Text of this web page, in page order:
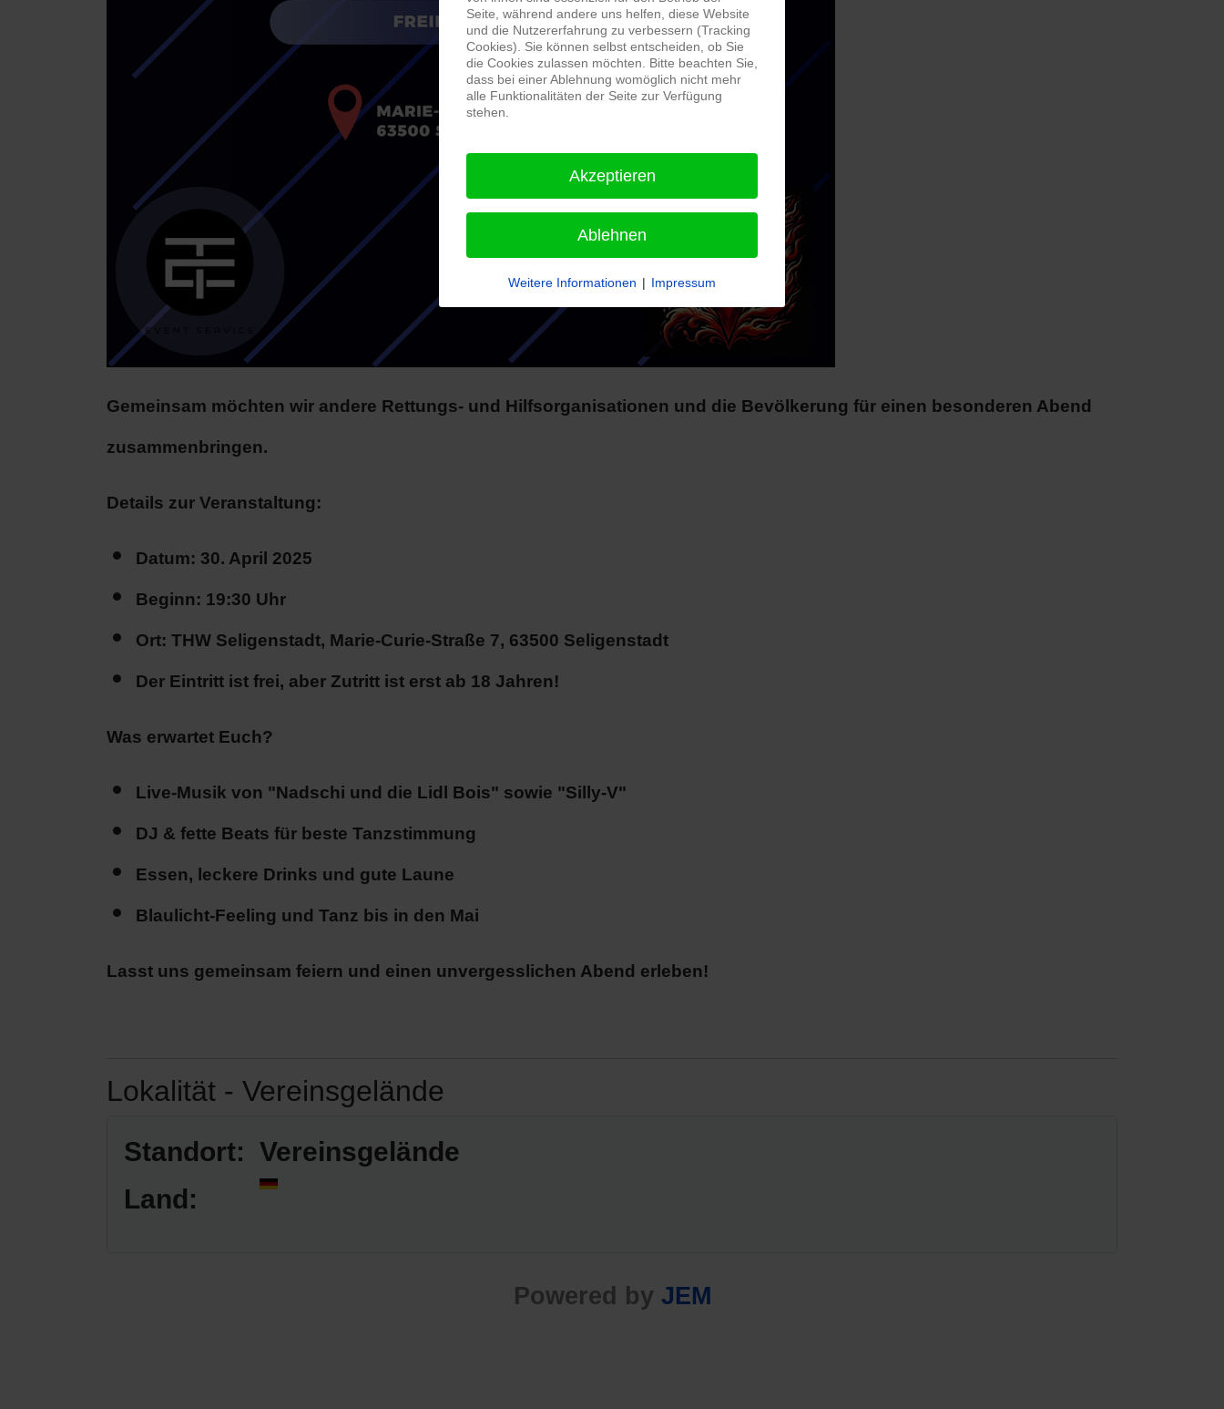
Gemeinsam möchten wir andere Rettungs- und Hilfsorganisationen und die Bevölkerung für einen besonderen Abend
zusammenbringen.
Details zur Veranstaltung:
Datum: 30. April 2025
Beginn: 19:30 Uhr
Ort: THW Seligenstadt, Marie-Curie-Straße 7, 63500 Seligenstadt
Der Eintritt ist frei, aber Zutritt ist erst ab 18 Jahren!
Was erwartet Euch?
Live-Musik von "Nadschi und die Lidl Bois" sowie "Silly-V"
DJ & fette Beats für beste Tanzstimmung
Essen, leckere Drinks und gute Laune
Blaulicht-Feeling und Tanz bis in den Mai
Lasst uns gemeinsam feiern und einen unvergesslichen Abend erleben!
Lokalität - Vereinsgelände
Standort: Vereinsgelände
Land:
Powered by JEM
Seite, während andere uns helfen, diese Website
und die Nutzererfahrung zu verbessern (Tracking
Cookies). Sie können selbst entscheiden, ob Sie
die Cookies zulassen möchten. Bitte beachten Sie,
dass bei einer Ablehnung womöglich nicht mehr
alle Funktionalitäten der Seite zur Verfügung
stehen.
Akzeptieren
Ablehnen
Weitere Informationen | Impressum